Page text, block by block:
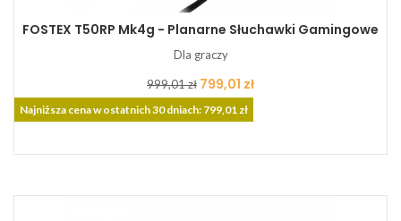
FOSTEX T50RP Mk4g - Planarne Słuchawki Gamingowe
Dla graczy
Cena
podstawowa
999,01 zł Cena
799,01 zł
Najniższa cena w ostatnich 30 dniach: 799,01 zł